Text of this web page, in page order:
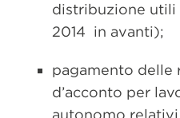
distribuzione utili
2014 in avanti);
pagamento delle
d’acconto per
autonomo